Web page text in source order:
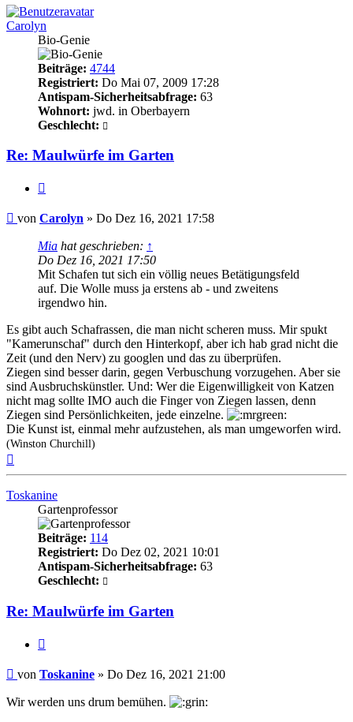
Carolyn
Bio-Genie
Beiträge: 4744
Registriert: Do Mai 07, 2009 17:28
Antispam-Sicherheitsabfrage: 63
Wohnort: jwd. in Oberbayern
Geschlecht:
Re: Maulwürfe im Garten
Beitrag
von Carolyn » Do Dez 16, 2021 17:58
Mia hat geschrieben: ↑
Do Dez 16, 2021 17:50
Mit Schafen tut sich ein völlig neues Betätigungsfeld
auf. Die Wolle muss ja erstens ab - und zweitens
irgendwo hin.
Es gibt auch Schafrassen, die man nicht scheren muss. Mir spukt
"Kamerunschaf" durch den Hinterkopf, aber ich hab grad nicht die
Zeit (und den Nerv) zu googlen und das zu überprüfen.
Ziegen sind besser darin, gegen Verbuschung vorzugehen. Aber sie
sind Ausbruchskünstler. Und: Wer die Eigenwilligkeit von Katzen
nicht mag sollte IMO auch die Finger von Ziegen lassen, denn
Ziegen sind Persönlichkeiten, jede einzelne.
Die Kunst ist, einmal mehr aufzustehen, als man umgeworfen wird.
(Winston Churchill)
Toskanine
Gartenprofessor
Beiträge: 114
Registriert: Do Dez 02, 2021 10:01
Antispam-Sicherheitsabfrage: 63
Geschlecht:
Re: Maulwürfe im Garten
Beitrag
von Toskanine » Do Dez 16, 2021 21:00
Wir werden uns drum bemühen.